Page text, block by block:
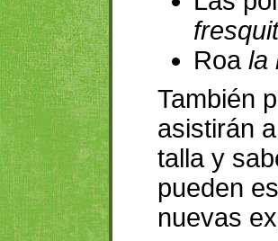
Roa la
También
asistirán
talla y
pueden
nuevas